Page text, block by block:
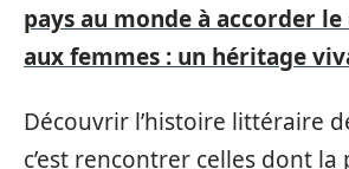
pays au monde à accorder
aux femmes : un héritage
Découvrir l’histoire littéraire
c’est rencontrer celles dont la